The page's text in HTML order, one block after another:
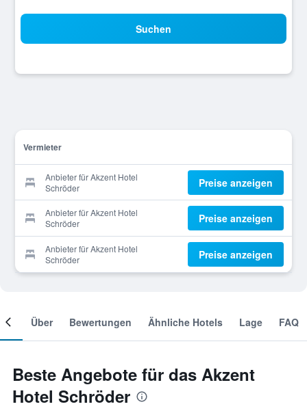
Suchen
Vermieter
Anbieter für Akzent Hotel
Schröder
Preise anzeigen
Anbieter für Akzent Hotel
Schröder
Preise anzeigen
Anbieter für Akzent Hotel
Schröder
Preise anzeigen
Über Bewertungen Ähnliche Hotels Lage FAQ
Beste Angebote für das Akzent
Hotel Schröder